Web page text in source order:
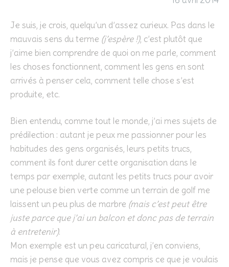
Je suis, je crois, quelqu’un d’assez curieux. Pas dans le
mauvais sens du terme (j’espère !), c’est plutôt que
j’aime bien comprendre de quoi on me parle, comment
les choses fonctionnent, comment les gens en sont
arrivés à penser cela, comment telle chose s’est
produite, etc.
Bien entendu, comme tout le monde, j’ai mes sujets de
prédilection : autant je peux me passionner pour les
habitudes des gens organisés, leurs petits trucs,
comment ils font durer cette organisation dans le
temps par exemple, autant les petits trucs pour avoir
une pelouse bien verte comme un terrain de golf me
laissent un peu plus de marbre (mais c’est peut être
juste parce que j’ai un balcon et donc pas de terrain
à entretenir).
Mon exemple est un peu caricatural, j’en conviens,
mais je pense que vous avez compris ce que je voulais